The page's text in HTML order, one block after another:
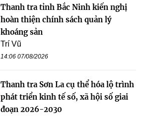
Thanh tra tỉnh Bắc Ninh kiến nghị
hoàn thiện chính sách quản lý
khoáng sản
Trí Vũ
14:06 07/08/2026
Thanh tra Sơn La cụ thể hóa lộ trình
phát triển kinh tế số, xã hội số giai
đoạn 2026-2030